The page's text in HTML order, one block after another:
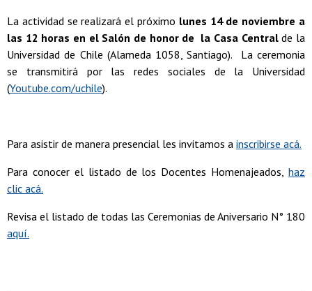
La actividad se realizará el próximo lunes 14 de noviembre a
las 12 horas en el Salón de honor de la Casa Centralde la
Universidad de Chile (Alameda 1058, Santiago). La ceremonia
se transmitirá por las redes sociales de la Universidad
(Youtube.com/uchile).
Para asistir de manera presencial les invitamos a inscribirse acá.
Para conocer el listado de los Docentes Homenajeados, haz
clic acá.
Revisa el listado de todas las Ceremonias de Aniversario N° 180
aquí.